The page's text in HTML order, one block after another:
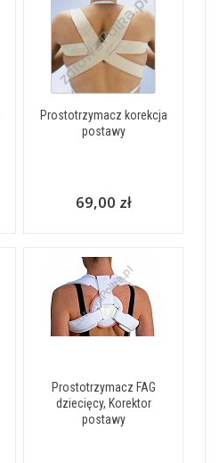
Prostotrzymacz korekcja
postawy
69,00 zł
Prostotrzymacz FAG
dziecięcy, Korektor
postawy